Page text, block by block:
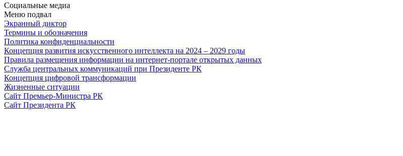
Социальные медиа
Меню подвал
Экранный диктор
Термины и обозначения
Политика конфиденциальности
Концепция развития искусственного интеллекта на 2024 – 2029 годы
Правила размещения информации на интернет-портале открытых данных
Служба центральных коммуникаций при Президенте РК
Концепция цифровой трансформации
Жизненные ситуации
Сайт Премьер-Министра РК
Сайт Президента РК